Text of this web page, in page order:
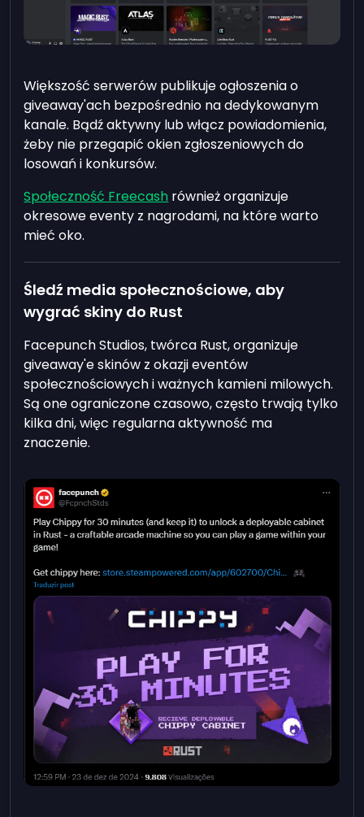
Większość serwerów publikuje ogłoszenia o
giveaway'ach bezpośrednio na dedykowanym
kanale. Bądź aktywny lub włącz powiadomienia,
żeby nie przegapić okien zgłoszeniowych do
losowań i konkursów.
Społeczność Freecash również organizuje
okresowe eventy z nagrodami, na które warto
mieć oko.
Śledź media społecznościowe, aby
wygrać skiny do Rust
Facepunch Studios, twórca Rust, organizuje
giveaway'e skinów z okazji eventów
społecznościowych i ważnych kamieni milowych.
Są one ograniczone czasowo, często trwają tylko
kilka dni, więc regularna aktywność ma
znaczenie.